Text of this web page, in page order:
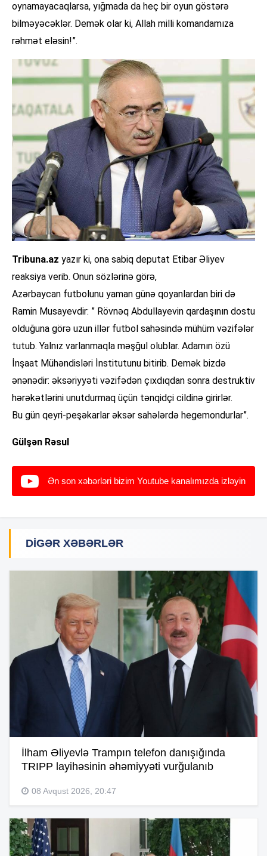
oynamayacaqlarsa, yığmada da heç bir oyun göstərə
bilməyəcəklər. Demək olar ki, Allah milli komandamıza
rəhmət eləsin!”.
Tribuna.az yazır ki, ona sabiq deputat Etibar Əliyev
reaksiya verib. Onun sözlərinə görə,
Azərbaycan futbolunu yaman günə qoyanlardan biri də
Ramin Musayevdir: ” Rövnəq Abdullayevin qardaşının dostu
olduğuna görə uzun illər futbol sahəsində mühüm vəzifələr
tutub. Yalnız varlanmaqla məşğul olublar. Adamın özü
İnşaat Mühəndisləri İnstitutunu bitirib. Demək bizdə
ənənədir: əksəriyyəti vəzifədən çıxdıqdan sonra destruktiv
hərəkətlərini unutdurmaq üçün tənqidçi cildinə girirlər.
Bu gün qeyri-peşəkarlar əksər sahələrdə hegemondurlar”.
Gülşən Rəsul
Ən son xəbərləri bizim Youtube kanalımızda izləyin
DIGƏR XƏBƏRLƏR
İlham Əliyevlə Trampın telefon danışığında
TRIPP layihəsinin əhəmiyyəti vurğulanıb
08 Avqust 2026, 20:47